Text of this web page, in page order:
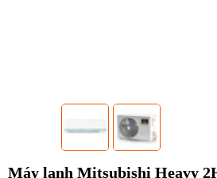
Máy lạnh Mitsubishi Heavy